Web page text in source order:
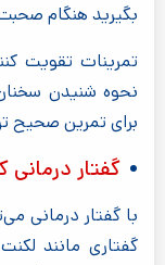
بگیرید هنگام
تمرینات تقویت
نحوه شنیدن
برای تمرین صحیح
گفتار
با گفتار درمانی
گفتاری مانند